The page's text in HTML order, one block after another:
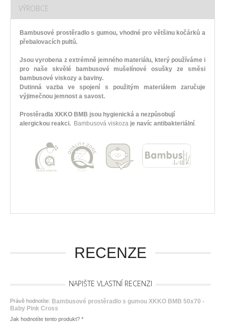
VÝROBCE
Bambusové prostěradlo s gumou, vhodné pro většinu kočárků a
přebalovacích pultů.
Jsou vyrobena z extrémně jemného materiálu, který používáme i
pro naše skvělé bambusové mušelínové osušky ze směsi
bambusové viskozy a bavlny.
Dutinná vazba ve spojení s použitým materiálem zaručuje
výjimečnou jemnost a savost.
Prostěradla XKKO BMB jsou hygienická a nezpůsobují
alergickou reakci. Bambusová viskoza je navíc antibakteriální.
RECENZE
NAPIŠTE VLASTNÍ RECENZI
Právě hodnotíte: Bambusové prostěradlo s gumou XKKO BMB 50x70 -
Baby Pink Cross
Jak hodnotíte tento produkt? *